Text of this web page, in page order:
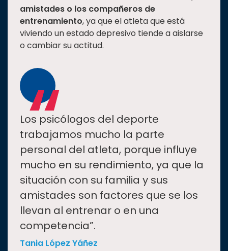
amistades o los compañeros de
entrenamiento, ya que el atleta que está
viviendo un estado depresivo tiende a aislarse
o cambiar su actitud.
“
Los psicólogos del deporte
trabajamos mucho la parte
personal del atleta, porque influye
mucho en su rendimiento, ya que la
situación con su familia y sus
amistades son factores que se los
llevan al entrenar o en una
competencia”.
Tania López Yáñez